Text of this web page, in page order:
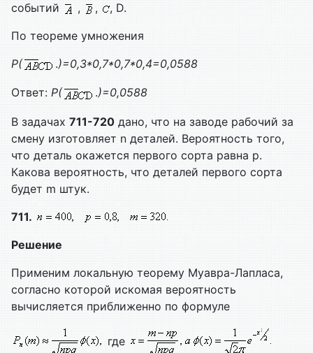
событий
, , , D.
По теореме умножения
Р(
.)=0,3*0,7*0,7*0,4=0,0588
Ответ: Р( .)=0,0588
В задачах 711-720 дано, что на заводе рабочий за
смену изготовляет n деталей. Вероятность того,
что деталь окажется первого сорта равна р.
Какова вероятность, что деталей первого сорта
будет m штук.
711.
Решение
Применим локальную теорему Муавра-Лапласа,
согласно которой искомая вероятность
вычисляется приближенно по формуле
где